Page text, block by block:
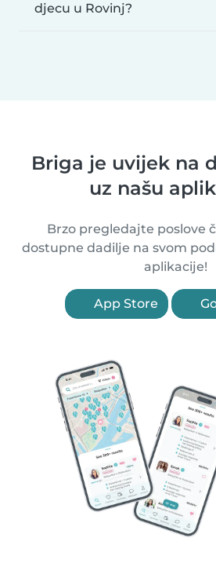
djecu u Rovinj?
Briga je uvijek na
uz našu
Brzo pregledajte poslove
dostupne dadilje na svom
aplikacije!
App Store